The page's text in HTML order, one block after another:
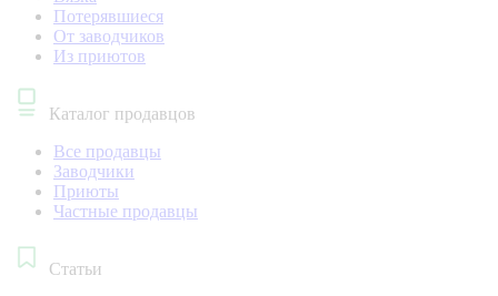
Потерявшиеся
От заводчиков
Из приютов
Каталог продавцов
Все продавцы
Заводчики
Приюты
Частные продавцы
Статьи